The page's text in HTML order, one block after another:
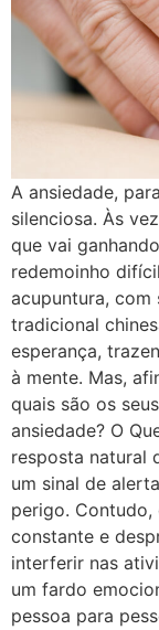
A ansiedade,
silenciosa. Às
que vai
redemoinho
acupuntura, com
tradicional
esperança,
à mente. Mas,
quais são os
ansiedade? O
resposta natural
um sinal de
perigo. Contudo,
constante e
interferir nas
um fardo
pessoa para